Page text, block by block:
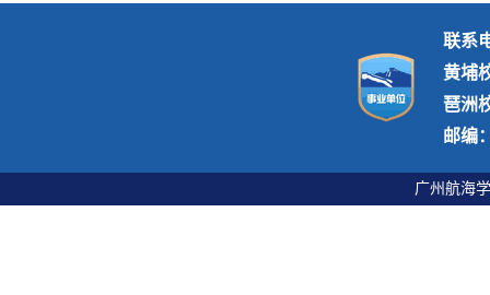
联系
黄埔
琶洲
邮编
广州航海